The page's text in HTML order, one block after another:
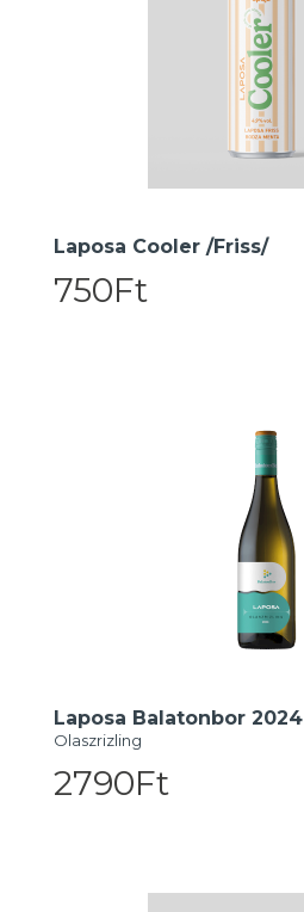
Laposa Cooler /Friss/
750Ft
Laposa Balatonbor 2024
Olaszrizling
2790Ft